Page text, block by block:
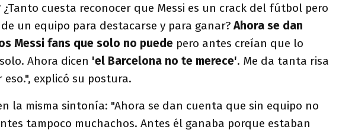
¿Tanto cuesta reconocer que Messi es un crack del fútbol pero
un equipo para destacarse y para ganar?Ahora se dan
Messi fans que solo no puede pero antes creían que lo
Ahora dicen 'el Barcelona no te merece'. Me da tanta risa
eso.", explicó su postura.
la misma sintonía: "Ahora se dan cuenta que sin equipo no
tampoco muchachos. Antes él ganaba porque estaban